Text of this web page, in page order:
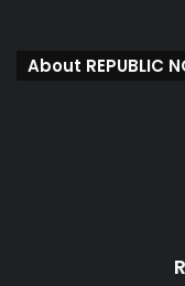
About REPUBLIC